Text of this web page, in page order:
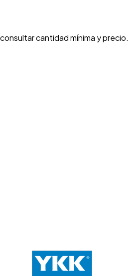
cantidad mínima y precio.